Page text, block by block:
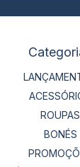
ROUPAS
BONÉS